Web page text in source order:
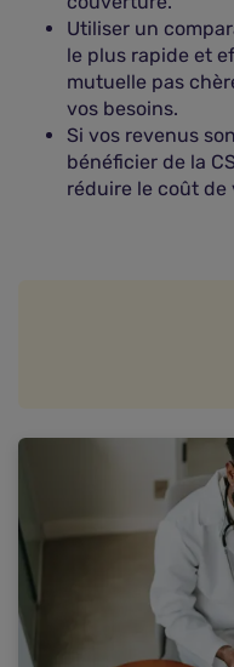
Utiliser un
le plus rapide et
mutuelle pas
vos besoins.
Si vos revenus
bénéficier de la
réduire le coût de
Pourquoi souscrire
engagement de
Comment
engagement ?
Comment résilier
Questions
engagement